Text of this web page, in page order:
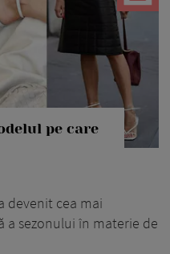
pe care
devenit cea mai
a sezonului în materie de